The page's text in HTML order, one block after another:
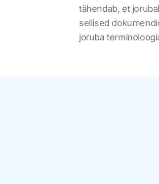
tähendab, et
sellised
joruba